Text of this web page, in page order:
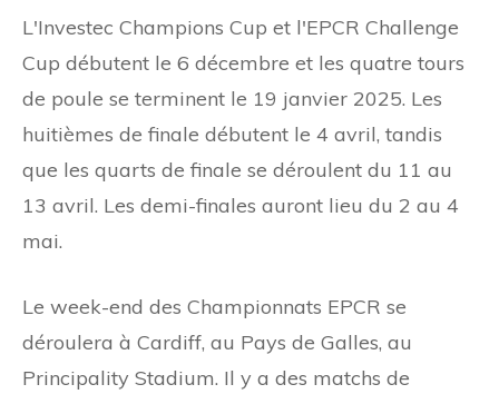
L'Investec Champions Cup et l'EPCR Challenge
Cup débutent le 6 décembre et les quatre tours
de poule se terminent le 19 janvier 2025. Les
huitièmes de finale débutent le 4 avril, tandis
que les quarts de finale se déroulent du 11 au
13 avril. Les demi-finales auront lieu du 2 au 4
mai.
Le week-end des Championnats EPCR se
déroulera à Cardiff, au Pays de Galles, au
Principality Stadium. Il y a des matchs de